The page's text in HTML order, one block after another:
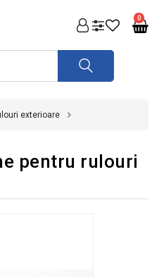
0
exterioare
pentru rulouri